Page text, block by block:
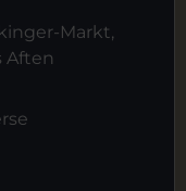
Markt,
Aften